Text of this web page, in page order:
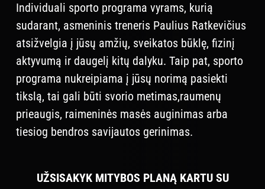
Individuali sporto programa vyrams, kurią
sudarant, asmeninis treneris Paulius Ratkevičius
atsižvelgia į jūsų amžių, sveikatos būklę, fizinį
aktyvumą ir daugelį kitų dalyku. Taip pat, sporto
programa nukreipiama į jūsų norimą pasiekti
tikslą, tai gali būti svorio metimas,raumenų
prieaugis, raimeninės masės auginimas arba
tiesiog bendros savijautos gerinimas.
UŽSISAKYK MITYBOS PLANĄ KARTU SU